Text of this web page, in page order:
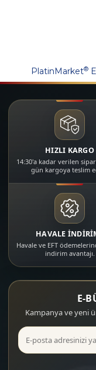
PlatinMarket®
HIZLI KARGO
14:30'a kadar verilen
gün kargoya teslim
HAVALE
Havale ve EFT
indirim avantajı.
E-
Kampanya ve yeni